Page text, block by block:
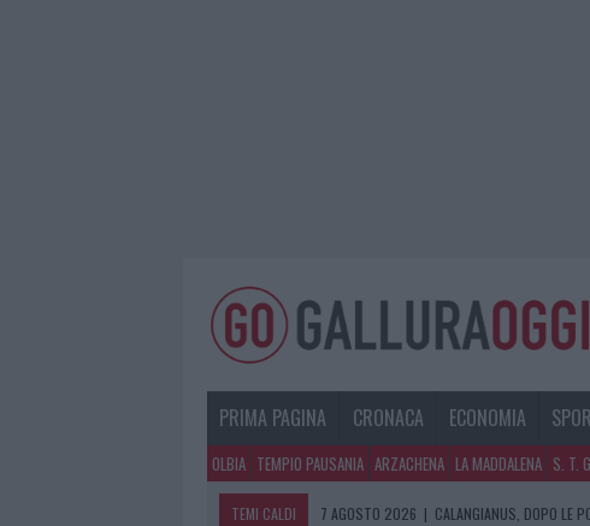
PRIMA PAGINA CRONACA ECONOMIA
OLBIA TEMPIO PAUSANIA ARZACHENA LA MADDALENA S. T.
TEMI CALDI 7 AGOSTO 2026 | CALANGIANUS, DOPO LE